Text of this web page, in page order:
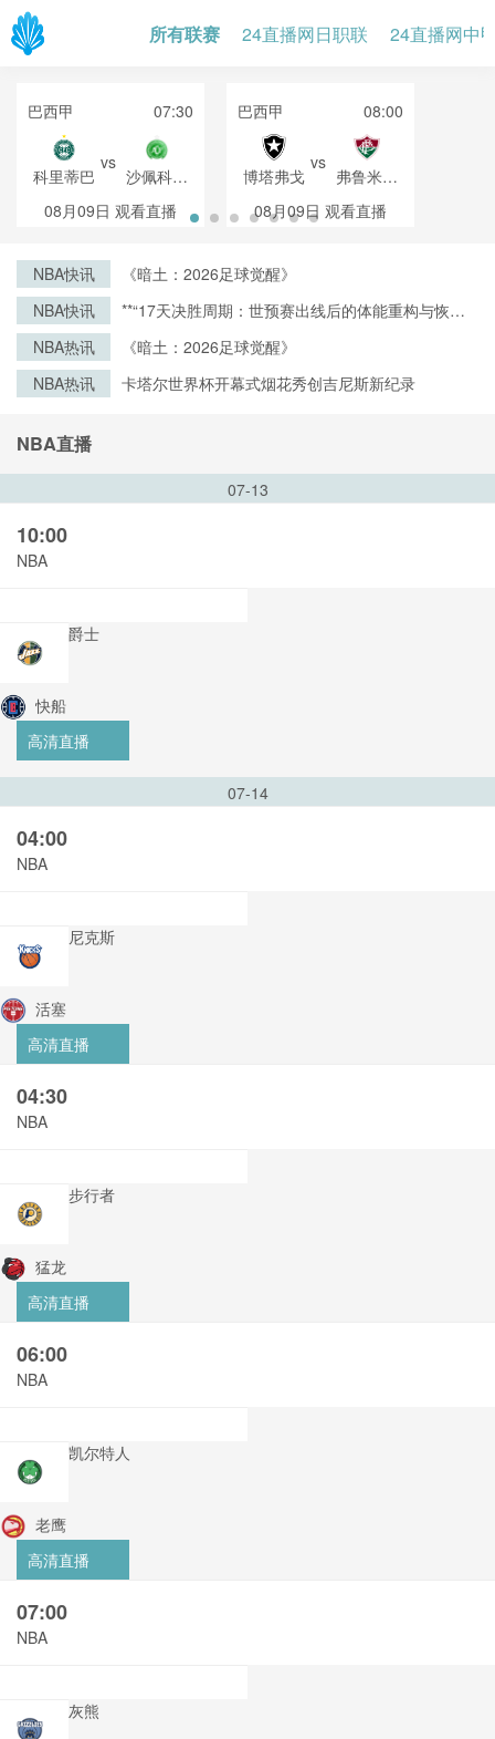
所有联赛 24直播网日职联 24直播网中
巴西甲 07:30
科里蒂巴
vs
沙佩科恩
斯
08月09日 观看直播
巴西甲 08:00
博塔弗戈
vs
弗鲁米嫩
塞
08月09日 观看直播
NBA快讯
《暗土：2026足球觉醒》
NBA快讯
**“17天决胜周期：世预赛出线后的体能重构与恢复
NBA热讯
《暗土：2026足球觉醒》
NBA热讯
卡塔尔世界杯开幕式烟花秀创吉尼斯新纪录
NBA直播
07-13
10:00
NBA
爵士
快船
高清直播
07-14
04:00
NBA
尼克斯
活塞
高清直播
04:30
NBA
步行者
猛龙
高清直播
06:00
NBA
凯尔特人
老鹰
高清直播
07:00
NBA
灰熊